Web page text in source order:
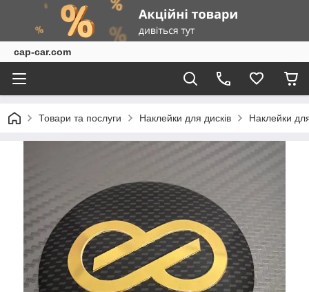
cap-car.com
Товари та послуги Наклейки для дисків Наклейки